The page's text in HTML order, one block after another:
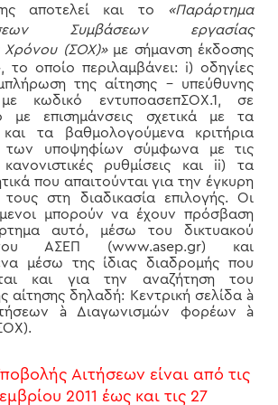
αποτελεί και το «Παράρτημα
Συμβάσεων εργασίας
Χρόνου (ΣΟΧ)»με σήμανση έκδοσης
το οποίο περιλαμβάνει: i) οδηγίες
της αίτησης – υπεύθυνης
κωδικό εντυποασεπΣΟΧ.1, σε
με επισημάνσεις σχετικά με τα
τα βαθμολογούμενα κριτήρια
των υποψηφίων σύμφωνα με τις
κανονιστικές ρυθμίσεις και ii) τα
που απαιτούνται για την έγκυρη
τους στη διαδικασία επιλογής. Οι
μπορούν να έχουν πρόσβαση
αυτό, μέσω του δικτυακού
ΑΣΕΠ (www.asep.gr) και
μέσω της ίδιας διαδρομής που
και για την αναζήτηση του
αίτησης δηλαδή: Κεντρική σελίδα à
à Διαγωνισμών φορέων à
Αιτήσεων είναι από τις
2011 έως και τις 27